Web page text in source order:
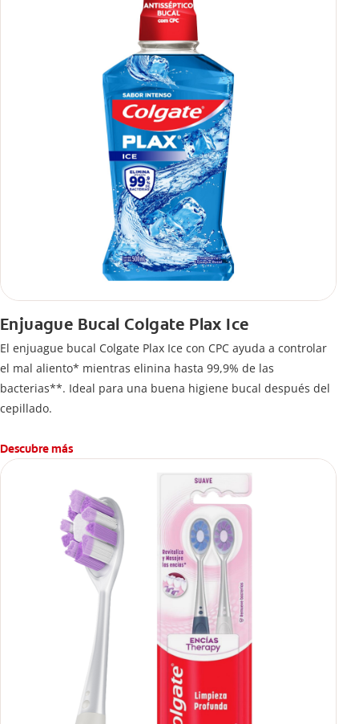
Enjuague Bucal Colgate Plax Ice
El enjuague bucal Colgate Plax Ice con CPC ayuda a controlar
el mal aliento* mientras elinina hasta 99,9% de las
bacterias**. Ideal para una buena higiene bucal después del
cepillado.
Descubre más